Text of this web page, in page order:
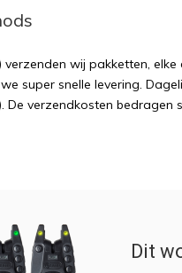
verzenden wij pakketten,
super snelle levering.
De verzendkosten bedragen
Dit